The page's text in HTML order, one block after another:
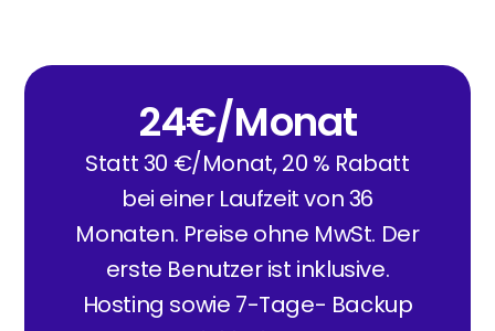
24€/Monat
Statt 30 €/Monat, 20 % Rabatt
bei einer Laufzeit von 36
Monaten. Preise ohne MwSt. Der
erste Benutzer ist inklusive.
Hosting sowie 7-Tage- Backup